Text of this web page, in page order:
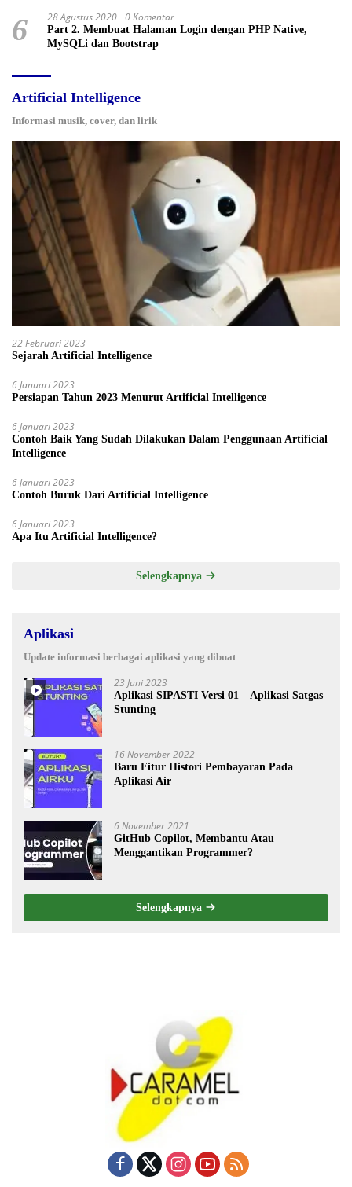
6 28 Agustus 2020 0 Komentar
Part 2. Membuat Halaman Login dengan PHP Native,
MySQLi dan Bootstrap
Artificial Intelligence
Informasi musik, cover, dan lirik
22 Februari 2023
Sejarah Artificial Intelligence
6 Januari 2023
Persiapan Tahun 2023 Menurut Artificial Intelligence
6 Januari 2023
Contoh Baik Yang Sudah Dilakukan Dalam Penggunaan Artificial
Intelligence
6 Januari 2023
Contoh Buruk Dari Artificial Intelligence
6 Januari 2023
Apa Itu Artificial Intelligence?
Selengkapnya
Aplikasi
Update informasi berbagai aplikasi yang dibuat
23 Juni 2023
Aplikasi SIPASTI Versi 01 – Aplikasi Satgas
Stunting
16 November 2022
Baru Fitur Histori Pembayaran Pada
Aplikasi Air
6 November 2021
GitHub Copilot, Membantu Atau
Menggantikan Programmer?
Selengkapnya